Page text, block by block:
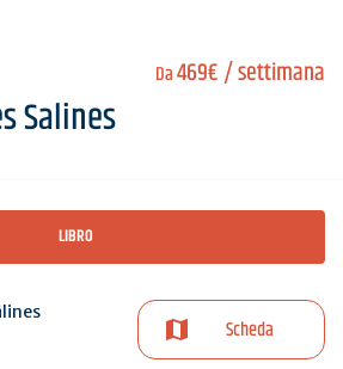
Da469€/ settimana
Salines
LIBRO
Scheda